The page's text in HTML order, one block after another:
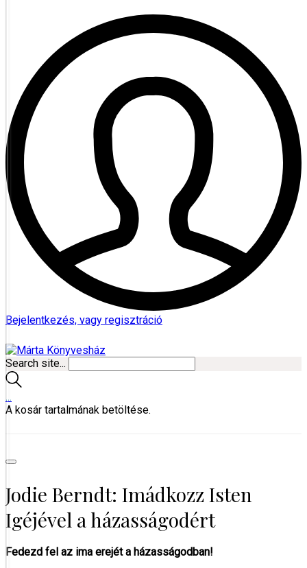
Bejelentkezés, vagy regisztráció
Search site...
…
A kosár tartalmának betöltése.
Jodie Berndt: Imádkozz Isten
Igéjével a házasságodért
Fedezd fel az ima erejét a házasságodban!